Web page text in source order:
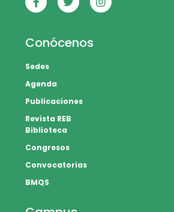
Conócenos
Sedes
Agenda
Publicaciones
Revista REB
Biblioteca
Congresos
Convocatorias
BMQS